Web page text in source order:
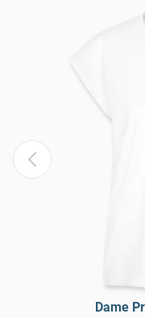
Dame